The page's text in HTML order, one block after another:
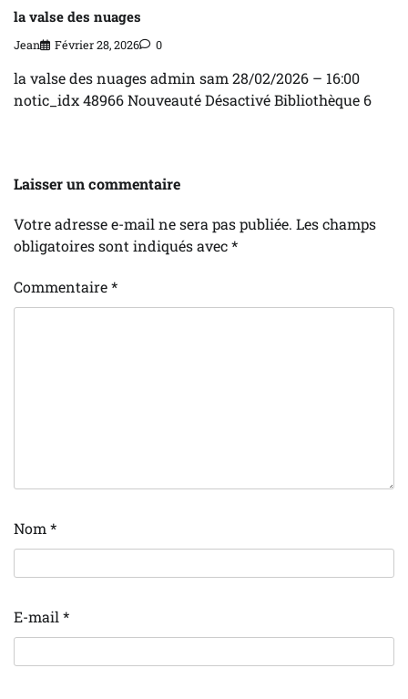
la valse des nuages
Jean Février 28, 2026 0
la valse des nuages admin sam 28/02/2026 – 16:00
notic_idx 48966 Nouveauté Désactivé Bibliothèque 6
Laisser un commentaire
Votre adresse e-mail ne sera pas publiée. Les champs
obligatoires sont indiqués avec*
Commentaire*
Nom *
E-mail *